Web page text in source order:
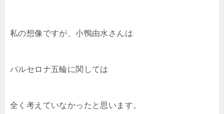
私の想像ですが、小鴨由水さんは
バルセロナ五輪に関しては
全く考えていなかったと思います。